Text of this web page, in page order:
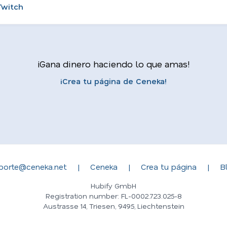
¡Gana dinero haciendo lo que amas!
¡Crea tu página de Ceneka!
| Ceneka | Crea tu página |
Hubify GmbH
Registration number: FL-0002.723.025-8
Austrasse 14, Triesen, 9495, Liechtenstein